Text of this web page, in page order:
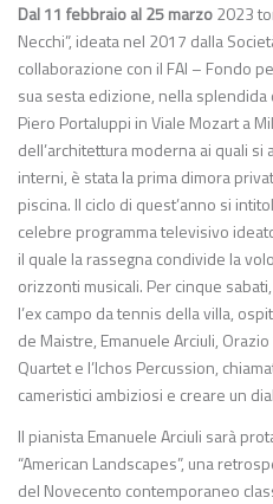
Dal 11 febbraio al 25 marzo2023
Necchi”, ideata nel 2017 dalla
collaborazione con il FAI – Fondo
sua sesta edizione, nella splendida
Piero Portaluppi in Viale Mozart a
dell’architettura moderna ai quali
interni, è stata la prima dimora
piscina. Il ciclo di quest’anno si
celebre programma televisivo
il quale la rassegna condivide la
orizzonti musicali. Per cinque
l’ex campo da tennis della villa,
de Maistre, Emanuele Arciuli,
Quartet e l’Ichos Percussion,
cameristici ambiziosi e creare un
Il pianista Emanuele Arciuli sarà
“American Landscapes”, una
del Novecento contemporaneo